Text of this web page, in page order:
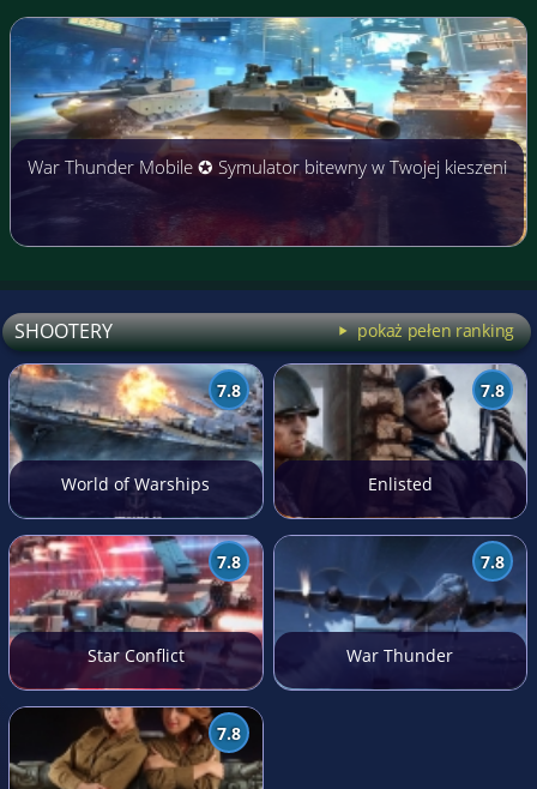
War Thunder Mobile ✪ Symulator bitewny w Twojej kieszeni
SHOOTERY pokaż pełen ranking
7.8
World of Warships
7.8
Enlisted
7.8
Star Conflict
7.8
War Thunder
7.8